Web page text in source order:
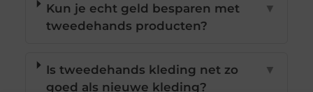
Kun je echt geld besparen met
tweedehands producten?
▼
Is tweedehands kleding net zo
goed als nieuwe kleding?
▼